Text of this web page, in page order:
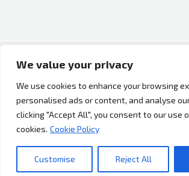
We value your privacy
We use cookies to enhance your browsing
personalised ads or content, and analyse
clicking "Accept All", you consent to our use
cookies. Cookie Policy
Customise Reject All
Copyright © 2026 Bh Dijaspora.
O nama
Marketing
Uslovi korištenja